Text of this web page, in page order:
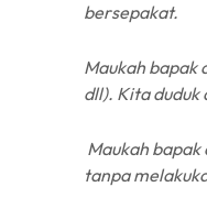
bersepakat.
Maukah bapak
dll). Kita duduk
Maukah
tanpa